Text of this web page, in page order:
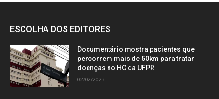
ESCOLHA DOS EDITORES
Documentário mostra pacientes que
percorrem mais de 50km para tratar
doenças no HC da UFPR
02/02/2023